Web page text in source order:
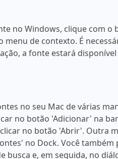
no Windows, clique com
menu de contexto. É
a fonte estará
no seu Mac de várias
no botão 'Adicionar' na
no botão 'Abrir'. Outra
no Dock. Você
busca e, em seguida, no